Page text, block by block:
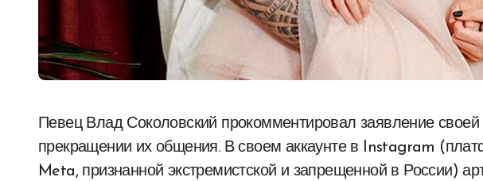
Певец Влад Соколовский прокомментировал заявление своей бывшей жены Риты Дакоты о
прекращении их общения. В своем аккаунте в Instagram
Meta, признанной экстремистской и запрещенной в России)